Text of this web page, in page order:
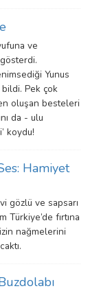
ve
Yunus
bildi. Pek çok
oluşan besteleri
da - ulu
koydu!
Hamiyet
gözlü ve sapsarı
Türkiye’de fırtına
nağmelerini